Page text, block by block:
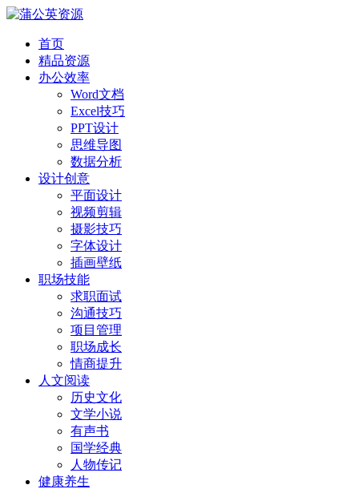
首页
精品资源
办公效率
Word文档
Excel技巧
PPT设计
思维导图
数据分析
设计创意
平面设计
视频剪辑
摄影技巧
字体设计
插画壁纸
职场技能
求职面试
沟通技巧
项目管理
职场成长
情商提升
人文阅读
历史文化
文学小说
有声书
国学经典
人物传记
健康养生